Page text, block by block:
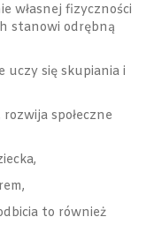
własnej fizyczności
stanowi odrębną
uczy się skupiania i
społeczne
to również